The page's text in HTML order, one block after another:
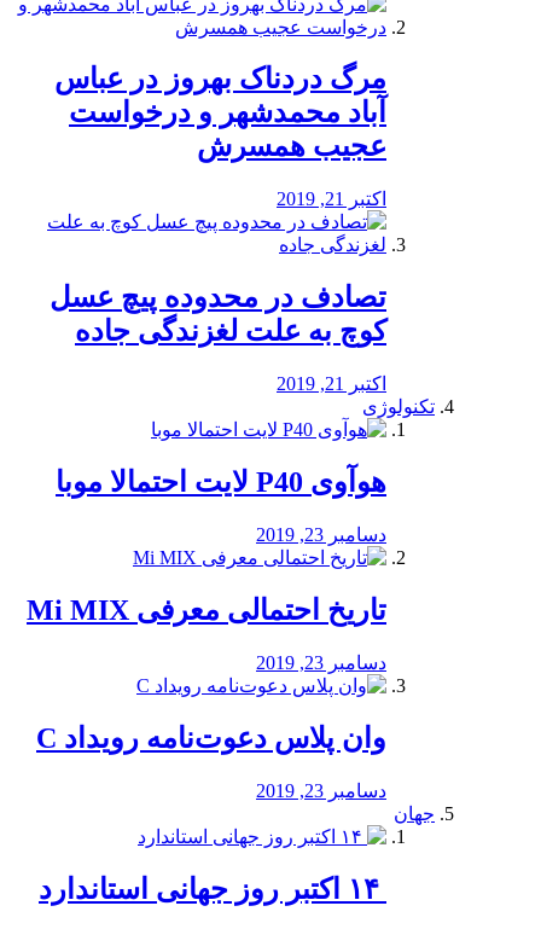
مرگ دردناک بهروز در عباس
آباد محمدشهر و درخواست
عجیب همسرش
اکتبر 21, 2019
تصادف در محدوده پیچ عسل
کوچ به علت لغزندگی جاده
اکتبر 21, 2019
تکنولوژی
هوآوی P40 لایت احتمالا موبا
دسامبر 23, 2019
تاریخ احتمالی معرفی Mi MIX
دسامبر 23, 2019
وان پلاس دعوت‌نامه رویداد C
دسامبر 23, 2019
جهان